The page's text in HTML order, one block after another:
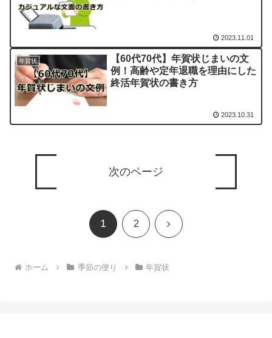
2023.11.01
年賀状
【60代70代】年賀状じまいの文
例！高齢や定年退職を理由にした
終活年賀状の書き方
2023.10.31
次のページ
1 2 次
ホーム 季節の便り 年賀状